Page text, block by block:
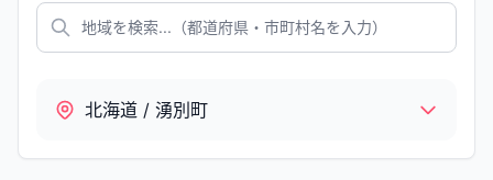
北海道 / 湧別町